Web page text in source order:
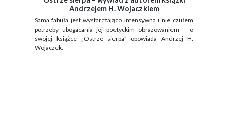
Andrzejem H. Wojaczkiem
Sama fabuła jest wystarczająco intensywna i nie czułem
potrzeby ubogacania jej poetyckim obrazowaniem – o
swojej książce „Ostrze sierpa” opowiada Andrzej H.
Wojaczek.